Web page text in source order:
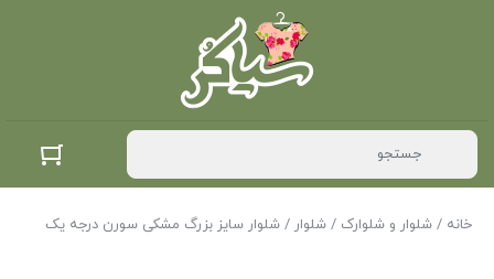
خانه / شلوار و شلوارک / شلوار / شلوار سایز بزرگ مشکی سورن درجه یک